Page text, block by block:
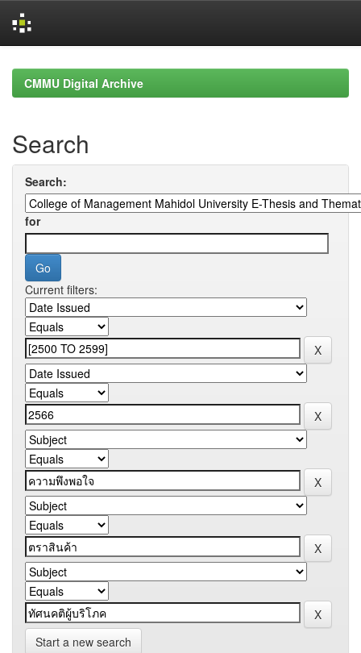
navigationCMMU Digital Archive
Search
Search:
for
Current filters:
Start a new search